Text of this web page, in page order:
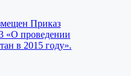
Приказ
«О проведении
в 2015 году».